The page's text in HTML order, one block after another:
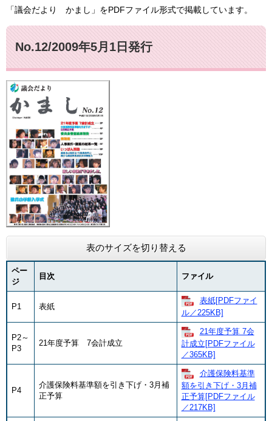
「議会だより かまし」をPDFファイル形式で掲載しています。
No.12/2009年5月1日発行
表のサイズを切り替える
ペー
ジ
目次 ファイル
P1 表紙
表紙[PDFファイ
ル／225KB]
P2～
P3
21年度予算 7会計成立
21年度予算 7会
計成立[PDFファイル
／365KB]
P4
介護保険料基準額を引き下げ・3月補
正予算
介護保険料基準
額を引き下げ・3月補
正予算[PDFファイル
／217KB]